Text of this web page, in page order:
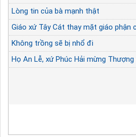
Lòng tin của bà mạnh thật
Giáo xứ Tây Cát thay mặt giáo phận
Không trồng sẽ bị nhổ đi
Họ An Lễ, xứ Phúc Hải mừng